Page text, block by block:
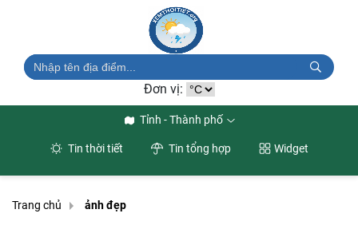
Đơn vị:
Tỉnh - Thành phố
Tin thời tiết Tin tổng hợp Widget
Trang chủ ảnh đẹp